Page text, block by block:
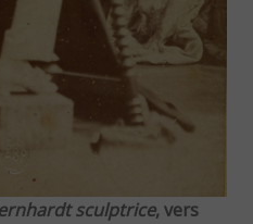
sculptrice, vers